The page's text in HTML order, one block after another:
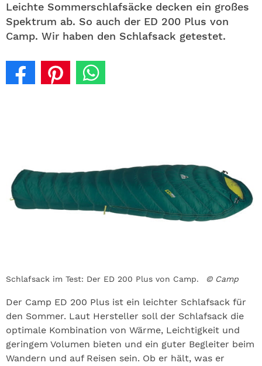
Leichte Sommerschlafsäcke decken ein großes
Spektrum ab. So auch der ED 200 Plus von
Camp. Wir haben den Schlafsack getestet.
Schlafsack im Test: Der ED 200 Plus von Camp. © Camp
Der Camp ED 200 Plus ist ein leichter Schlafsack für
den Sommer. Laut Hersteller soll der Schlafsack die
optimale Kombination von Wärme, Leichtigkeit und
geringem Volumen bieten und ein guter Begleiter beim
Wandern und auf Reisen sein. Ob er hält, was er